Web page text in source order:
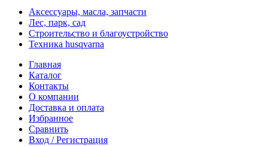
Аксессуары, масла, запчасти
Лес, парк, сад
Строительство и благоустройство
Техника husqvarna
Главная
Каталог
Контакты
О компании
Доставка и оплата
Избранное
Сравнить
Вход / Регистрация